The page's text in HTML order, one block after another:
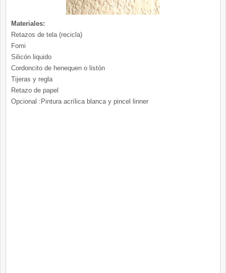
Materiales:
Retazos de tela (recicla)
Fomi
Silicón liquido
Cordoncito de henequen o listón
Tijeras y regla
Retazo de papel
Opcional :Pintura acrílica blanca y pincel linner